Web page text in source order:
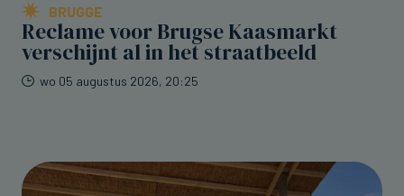
BRUGGE
Reclame voor Brugse Kaasmarkt
verschijnt al in het straatbeeld
wo 05 augustus 2026, 20:25